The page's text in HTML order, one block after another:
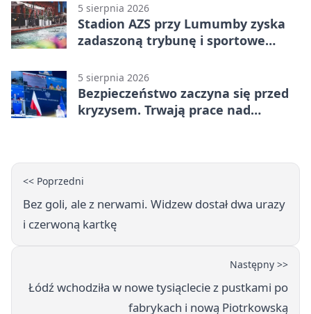
5 sierpnia 2026
Stadion AZS przy Lumumby zyska
zadaszoną trybunę i sportowe
5 sierpnia 2026
Bezpieczeństwo zaczyna się przed
kryzysem. Trwają prace nad
<< Poprzedni
Bez goli, ale z nerwami. Widzew dostał dwa urazy
i czerwoną kartkę
Następny >>
Łódź wchodziła w nowe tysiąclecie z pustkami po
fabrykach i nową Piotrkowską